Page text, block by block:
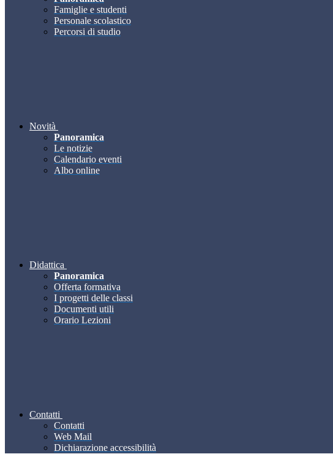
Famiglie e studenti
Personale scolastico
Percorsi di studio
Novità
Panoramica
Le notizie
Calendario eventi
Albo online
Didattica
Panoramica
Offerta formativa
I progetti delle classi
Documenti utili
Orario Lezioni
Contatti
Contatti
Web Mail
Dichiarazione accessibilità